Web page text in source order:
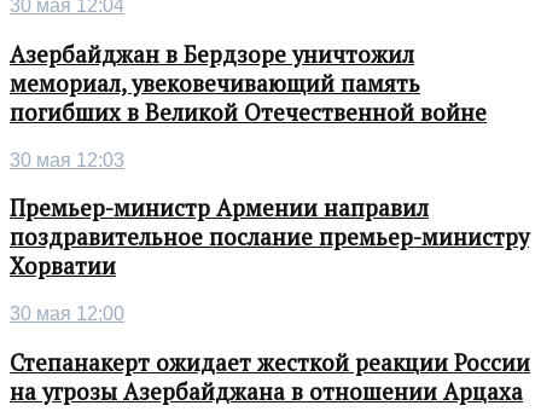
30 мая 12:04
Азербайджан в Бердзоре уничтожил
мемориал, увековечивающий память
погибших в Великой Отечественной войне
30 мая 12:03
Премьер-министр Армении направил
поздравительное послание премьер-министру
Хорватии
30 мая 12:00
Степанакерт ожидает жесткой реакции России
на угрозы Азербайджана в отношении Арцаха